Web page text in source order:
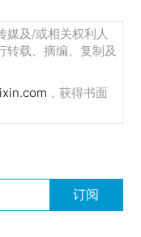
媒及/或相关权利人
转载、摘编、复制及
，获得书面
订阅